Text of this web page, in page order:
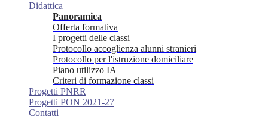
Didattica
Panoramica
Offerta formativa
I progetti delle classi
Protocollo accoglienza alunni stranieri
Protocollo per l'istruzione domiciliare
Piano utilizzo IA
Criteri di formazione classi
Progetti PNRR
Progetti PON 2021-27
Contatti